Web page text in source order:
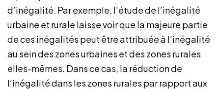
d’inégalité. Par exemple, l’étude de l’inégalité
urbaine et rurale laisse voir que la majeure partie
de ces inégalités peut être attribuée à l’inégalité
au sein des zones urbaines et des zones rurales
elles-mêmes. Dans ce cas, la réduction de
l’inégalité dans les zones rurales par rapport aux